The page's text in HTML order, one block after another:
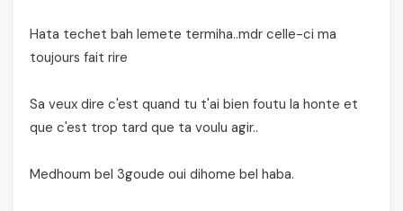
Hata techet bah lemete termiha..mdr celle-ci ma
toujours fait rire
Sa veux dire c'est quand tu t'ai bien foutu la honte et
que c'est trop tard que ta voulu agir..
Medhoum bel 3goude oui dihome bel haba.